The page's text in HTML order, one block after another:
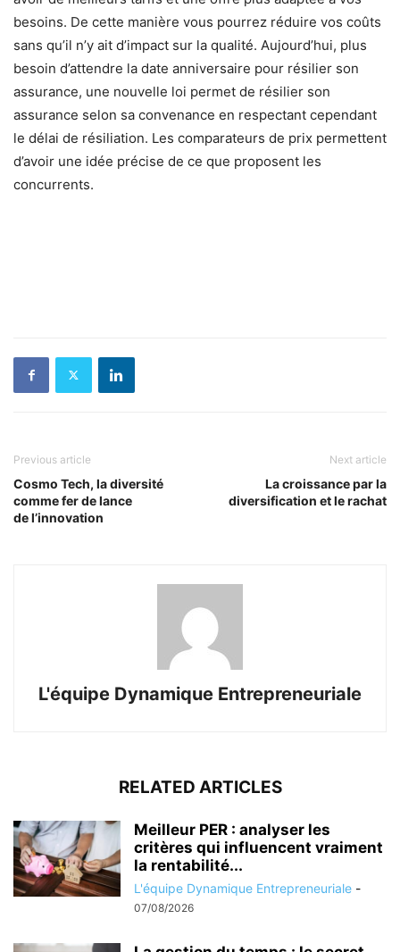
besoins. De cette manière vous pourrez réduire vos coûts
sans qu’il n’y ait d’impact sur la qualité. Aujourd’hui, plus
besoin d’attendre la date anniversaire pour résilier son
assurance, une nouvelle loi permet de résilier son
assurance selon sa convenance en respectant cependant
le délai de résiliation. Les comparateurs de prix permettent
d’avoir une idée précise de ce que proposent les
concurrents.
Previous article
Cosmo Tech, la diversité
comme fer de lance
de l’innovation
Next article
La croissance par la
diversification et le rachat
L'équipe Dynamique Entrepreneuriale
RELATED ARTICLES
Meilleur PER : analyser les
critères qui influencent vraiment
la rentabilité...
L'équipe Dynamique Entrepreneuriale -
07/08/2026